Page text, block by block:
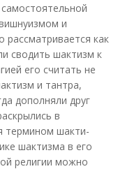
и
как
сводить шактизм к
его считать не
и тантра,
дополняли друг
в
термином шакти-
шактизма в его
религии можно